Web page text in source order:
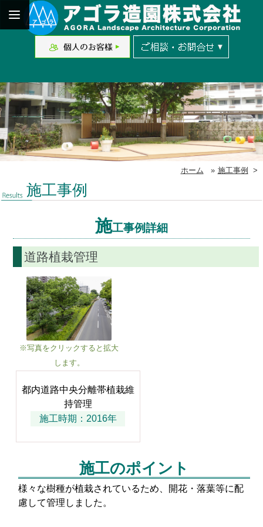
ホーム » 施工事例 >
施工事例
施工事例詳細
道路植栽管理
※写真をクリックすると拡大
します。
都内道路中央分離帯植栽維
持管理
施工時期：2016年
施工のポイント
様々な樹種が植栽されているため、開花・落葉等に配
慮して管理しました。